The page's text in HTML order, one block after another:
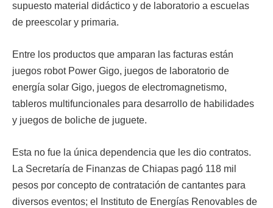
supuesto material didáctico y de laboratorio a escuelas
de preescolar y primaria.
Entre los productos que amparan las facturas están
juegos robot Power Gigo, juegos de laboratorio de
energía solar Gigo, juegos de electromagnetismo,
tableros multifuncionales para desarrollo de habilidades
y juegos de boliche de juguete.
Esta no fue la única dependencia que les dio contratos.
La Secretaría de Finanzas de Chiapas pagó 118 mil
pesos por concepto de contratación de cantantes para
diversos eventos; el Instituto de Energías Renovables de